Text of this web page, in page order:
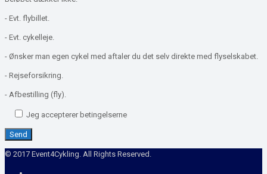
- Evt. flybillet.
- Evt. cykelleje.
- Ønsker man egen cykel med aftaler du det selv direkte med flyselskabet.
- Rejseforsikring.
- Afbestilling (fly).
Jeg accepterer betingelserne
© 2017 Event4Cykling. All Rights Reserved.